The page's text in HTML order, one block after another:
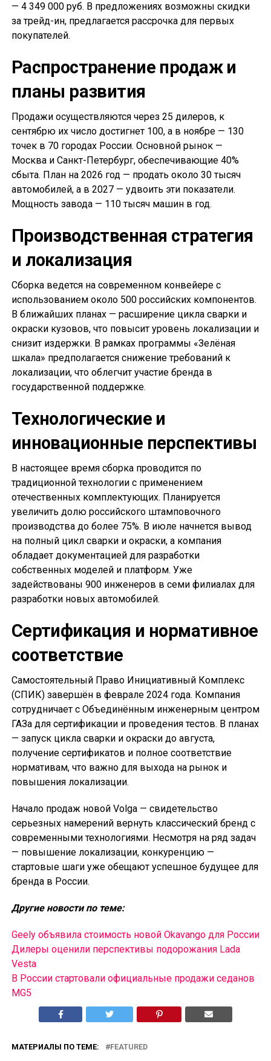
— 4 349 000 руб. В предложениях возможны скидки
за трейд-ин, предлагается рассрочка для первых
покупателей.
Распространение продаж и
планы развития
Продажи осуществляются через 25 дилеров, к
сентябрю их число достигнет 100, а в ноябре — 130
точек в 70 городах России. Основной рынок —
Москва и Санкт-Петербург, обеспечивающие 40%
сбыта. План на 2026 год — продать около 30 тысяч
автомобилей, а в 2027 — удвоить эти показатели.
Мощность завода — 110 тысяч машин в год.
Производственная стратегия
и локализация
Сборка ведется на современном конвейере с
использованием около 500 российских компонентов.
В ближайших планах — расширение цикла сварки и
окраски кузовов, что повысит уровень локализации и
снизит издержки. В рамках программы «Зелёная
шкала» предполагается снижение требований к
локализации, что облегчит участие бренда в
государственной поддержке.
Технологические и
инновационные перспективы
В настоящее время сборка проводится по
традиционной технологии с применением
отечественных комплектующих. Планируется
увеличить долю российского штамповочного
производства до более 75%. В июле начнется вывод
на полный цикл сварки и окраски, а компания
обладает документацией для разработки
собственных моделей и платформ. Уже
задействованы 900 инженеров в семи филиалах для
разработки новых автомобилей.
Сертификация и нормативное
соответствие
Самостоятельный Право Инициативный Комплекс
(СПИК) завершён в феврале 2024 года. Компания
сотрудничает с Объединённым инженерным центром
ГАЗа для сертификации и проведения тестов. В планах
— запуск цикла сварки и окраски до августа,
получение сертификатов и полное соответствие
нормативам, что важно для выхода на рынок и
повышения локализации.
Начало продаж новой Volga — свидетельство
серьезных намерений вернуть классический бренд с
современными технологиями. Несмотря на ряд задач
— повышение локализации, конкуренцию —
стартовые шаги уже обещают успешное будущее для
бренда в России.
Другие новости по теме:
Geely объявила стоимость новой Okavango для России
Дилеры оценили перспективы подорожания Lada
Vesta
В России cтартовали официальные продажи седанов
MG5
МАТЕРИАЛЫ ПО ТЕМЕ: FEATURED